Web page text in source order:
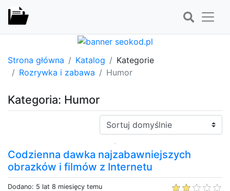
Strona główna Katalog
Kategorie
Rozrywka i zabawa
Humor
Kategoria: Humor
Sortuj:
Codzienna dawka najzabawniejszych
obrazków i filmów z Internetu
Dodano: 5 lat 8 miesięcy temu